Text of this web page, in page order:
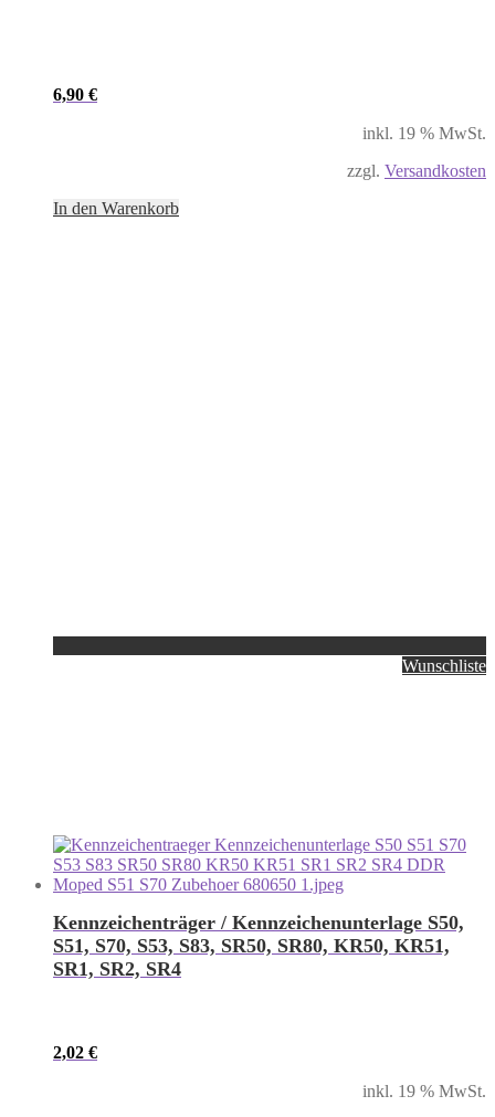
6,90 €
inkl. 19 % MwSt.
zzgl. Versandkosten
In den Warenkorb
Wunschliste
Kennzeichenträger / Kennzeichenunterlage S50,
S51, S70, S53, S83, SR50, SR80, KR50, KR51,
SR1, SR2, SR4
2,02 €
inkl. 19 % MwSt.